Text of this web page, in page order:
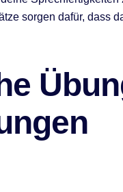
sorgen dafür, dass